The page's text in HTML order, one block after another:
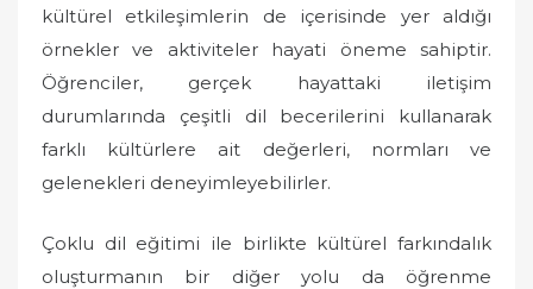
kültürel etkileşimlerin de içerisinde yer aldığı
örnekler ve aktiviteler hayati öneme sahiptir.
Öğrenciler, gerçek hayattaki iletişim
durumlarında çeşitli dil becerilerini kullanarak
farklı kültürlere ait değerleri, normları ve
gelenekleri deneyimleyebilirler.
Çoklu dil eğitimi ile birlikte kültürel farkındalık
oluşturmanın bir diğer yolu da öğrenme